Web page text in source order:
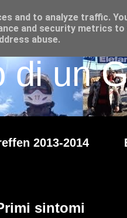
di un
2013-2014
sintomi
and to analyze traffic.
and security metrics
abuse.